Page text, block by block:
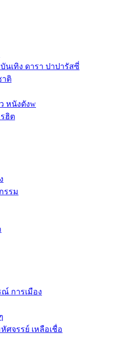
นเทิง ดารา ปาปารัสซี่
าติ
หนังดังw
ฮิต
รรม
การเมือง
ศจรรย์ เหลือเชื่อ